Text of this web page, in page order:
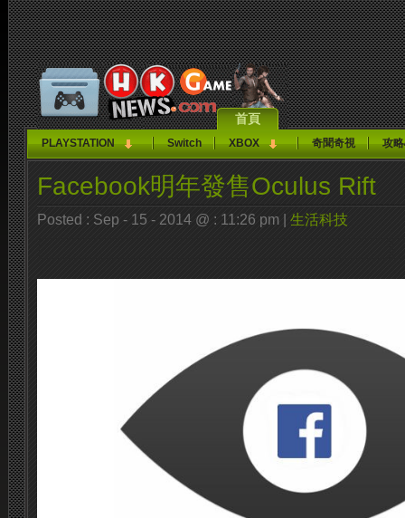
首頁
PLAYSTATION Switch XBOX 奇聞奇視 攻
Facebook明年發售Oculus Rift
Posted : Sep - 15 - 2014 @ : 11:26 pm | 生活科技